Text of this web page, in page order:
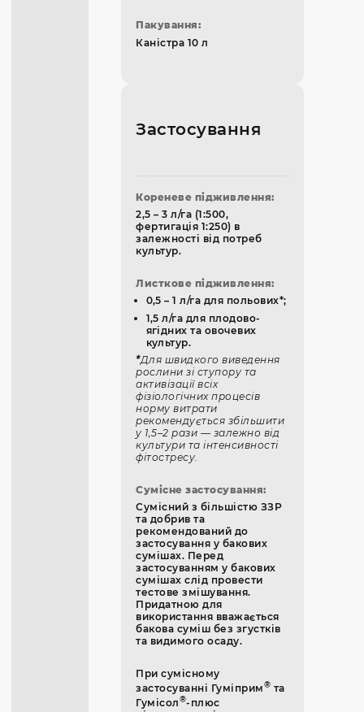
Пакування:
Каністра 10 л
Застосування
Кореневе підживлення:
2,5 – 3 л/га (1:500,
фертигація 1:250) в
залежності від потреб
культур.
Листкове підживлення:
0,5 – 1 л/га для польових*;
1,5 л/га для плодово-
ягідних та овочевих
культур.
*Для швидкого виведення
рослини зі ступору та
активізації всіх
фізіологічних процесів
норму витрати
рекомендується збільшити
у 1,5–2 рази — залежно від
культури та інтенсивності
фітостресу.
Сумісне застосування:
Сумісний з більшістю ЗЗР
та добрив та
рекомендований до
застосування у бакових
сумішах. Перед
застосуванням у бакових
сумішах слід провести
тестове змішування.
Придатною для
використання вважається
бакова суміш без згустків
та видимого осаду.
При сумісному
застосуванні Гуміприм® та
Гумісол®-плюс